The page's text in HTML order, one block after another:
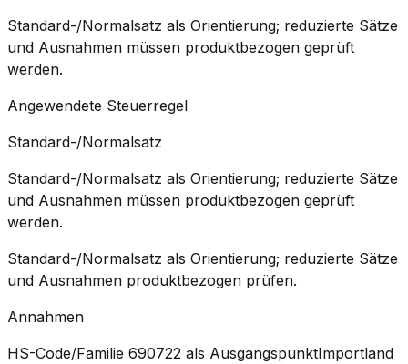
Standard-/Normalsatz als Orientierung; reduzierte Sätze
und Ausnahmen müssen produktbezogen geprüft
werden.
Angewendete Steuerregel
Standard-/Normalsatz
Standard-/Normalsatz als Orientierung; reduzierte Sätze
und Ausnahmen müssen produktbezogen geprüft
werden.
Standard-/Normalsatz als Orientierung; reduzierte Sätze
und Ausnahmen produktbezogen prüfen.
Annahmen
HS-Code/Familie 690722 als AusgangspunktImportland